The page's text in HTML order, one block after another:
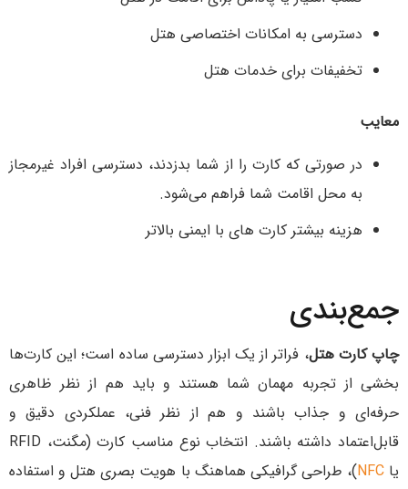
دسترسی به امکانات اختصاصی هتل
تخفیفات برای خدمات هتل
معایب
در صورتی که کارت را از شما بدزدند، دسترسی افراد غیرمجاز
به محل اقامت شما فراهم می‌شود.
هزینه بیشتر کارت های با ایمنی بالاتر
جمع‌بندی
چاپ کارت هتل، فراتر از یک ابزار دسترسی ساده است؛ این کارت‌ها
بخشی از تجربه مهمان شما هستند و باید هم از نظر ظاهری
حرفه‌ای و جذاب باشند و هم از نظر فنی، عملکردی دقیق و
قابل‌اعتماد داشته باشند. انتخاب نوع مناسب کارت (مگنت، RFID
یاNFC)، طراحی گرافیکی هماهنگ با هویت بصری هتل و استفاده